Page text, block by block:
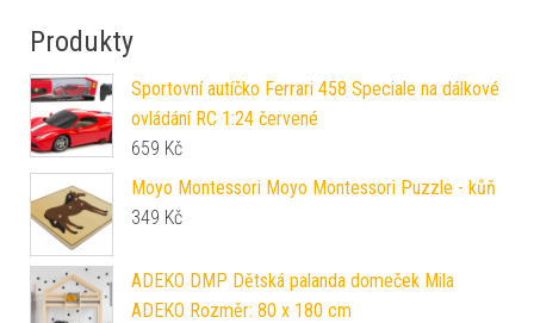
Produkty
Sportovní autíčko Ferrari 458 Speciale na dálkové
ovládání RC 1:24 červené
659 Kč
Moyo Montessori Moyo Montessori Puzzle - kůň
349 Kč
ADEKO DMP Dětská palanda domeček Mila
ADEKO Rozměr: 80 x 180 cm